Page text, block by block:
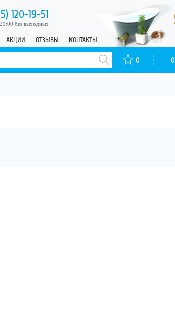
120-19-51
без выходных
АКЦИИ ОТЗЫВЫ КОНТАКТЫ
0 0